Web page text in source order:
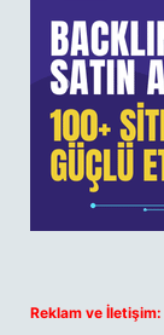
Reklam ve İletişim: